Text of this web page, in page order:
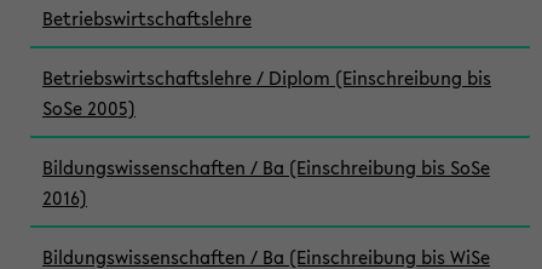
Betriebswirtschaftslehre
Betriebswirtschaftslehre / Diplom (Einschreibung bis
SoSe 2005)
Bildungswissenschaften / Ba (Einschreibung bis SoSe
2016)
Bildungswissenschaften / Ba (Einschreibung bis WiSe